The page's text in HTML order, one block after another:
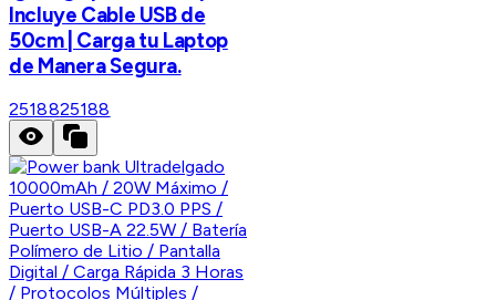
Incluye Cable USB de
50cm | Carga tu Laptop
de Manera Segura.
2518825188